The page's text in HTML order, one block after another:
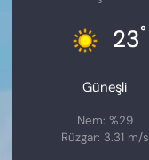
23°
Güneşli
Nem: %29
Rüzgar: 3.31 m/s